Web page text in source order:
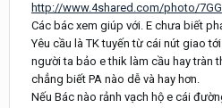
http://www.4shared.com/photo/
Các bác xem giúp với. E chưa biết
Yêu cầu là TK tuyến từ cái nút giao
người ta bảo e thik làm cầu hay tràn
chẳng biết PA nào dễ và hay hơn.
Nếu Bác nào rảnh vạch hộ e cái